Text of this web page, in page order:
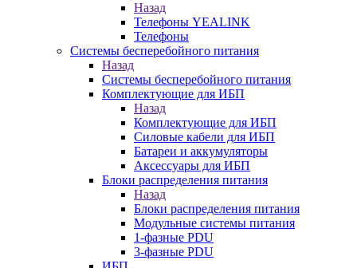
Назад
Телефоны YEALINK
Телефоны
Системы бесперебойного питания
Назад
Системы бесперебойного питания
Комплектующие для ИБП
Назад
Комплектующие для ИБП
Силовые кабели для ИБП
Батареи и аккумуляторы
Аксессуары для ИБП
Блоки распределения питания
Назад
Блоки распределения питания
Модульные системы питания
1-фазные PDU
3-фазные PDU